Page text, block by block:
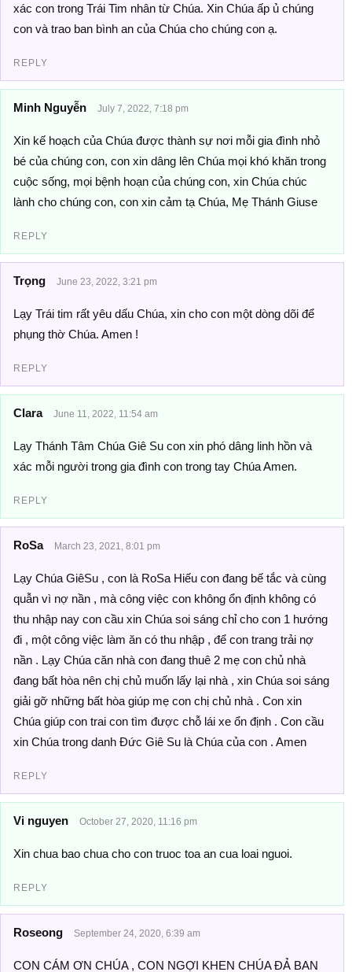
xác con trong Trái Tim nhân từ Chúa. Xin Chúa ấp ủ chúng
con và trao ban bình an của Chúa cho chúng con ạ.
REPLY
Minh Nguyễn July 7, 2022, 7:18 pm
Xin kế hoạch của Chúa được thành sự nơi mỗi gia đình nhỏ
bé của chúng con, con xin dâng lên Chúa mọi khó khăn trong
cuộc sống, mọi bệnh hoạn của chúng con, xin Chúa chúc
lành cho chúng con, con xin cảm tạ Chúa, Mẹ Thánh Giuse
REPLY
Trọng June 23, 2022, 3:21 pm
Lạy Trái tim rất yêu dấu Chúa, xin cho con một dòng dõi để
phụng thờ Chúa. Amen !
REPLY
Clara June 11, 2022, 11:54 am
Lạy Thánh Tâm Chúa Giê Su con xin phó dâng linh hồn và
xác mỗi người trong gia đình con trong tay Chúa Amen.
REPLY
RoSa March 23, 2021, 8:01 pm
Lạy Chúa GiêSu , con là RoSa Hiếu con đang bế tắc và cùng
quẫn vì nợ nần , mà công việc con không ổn định không có
thu nhập nay con cầu xin Chúa soi sáng chỉ cho con 1 hướng
đi , một công việc làm ăn có thu nhập , để con trang trải nợ
nần . Lạy Chúa căn nhà con đang thuê 2 mẹ con chủ nhà
đang bất hòa nên chị chủ muốn lấy lại nhà , xin Chúa soi sáng
giải gỡ những bất hòa giúp mẹ con chị chủ nhà . Con xin
Chúa giúp con trai con tìm được chỗ lái xe ổn định . Con cầu
xin Chúa trong danh Đức Giê Su là Chúa của con . Amen
REPLY
Vi nguyen October 27, 2020, 11:16 pm
Xin chua bao chua cho con truoc toa an cua loai nguoi.
REPLY
Roseong September 24, 2020, 6:39 am
CON CÁM ƠN CHÚA , CON NGỢI KHEN CHÚA ĐẢ BAN